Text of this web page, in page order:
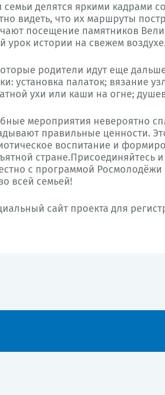
делятся яркими кадрами
видеть, что их маршруты
посещение памятников
урок истории на свежем
родители идут еще
установка палаток; вязание
ухи или каши на огне;
мероприятия невероятно
правильные ценности.
воспитание и
стране.Присоединяйтесь
с программой
всей семьей!
сайт проекта для